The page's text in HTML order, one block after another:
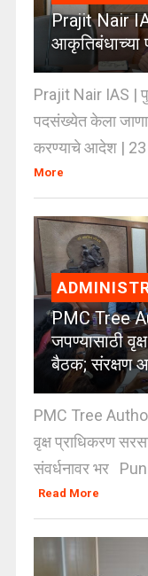
Prajit Nair
आकृतिबंधाच्या
Prajit Nair IAS |
पदसंख्येत केला
करण्याचे आदेश | 23
More
PMC Tree
जपण्यासाठी
बैठक; संरक्षण
PMC Tree
वृक्ष प्राधिकरण
संवर्धनावर भर
Read More